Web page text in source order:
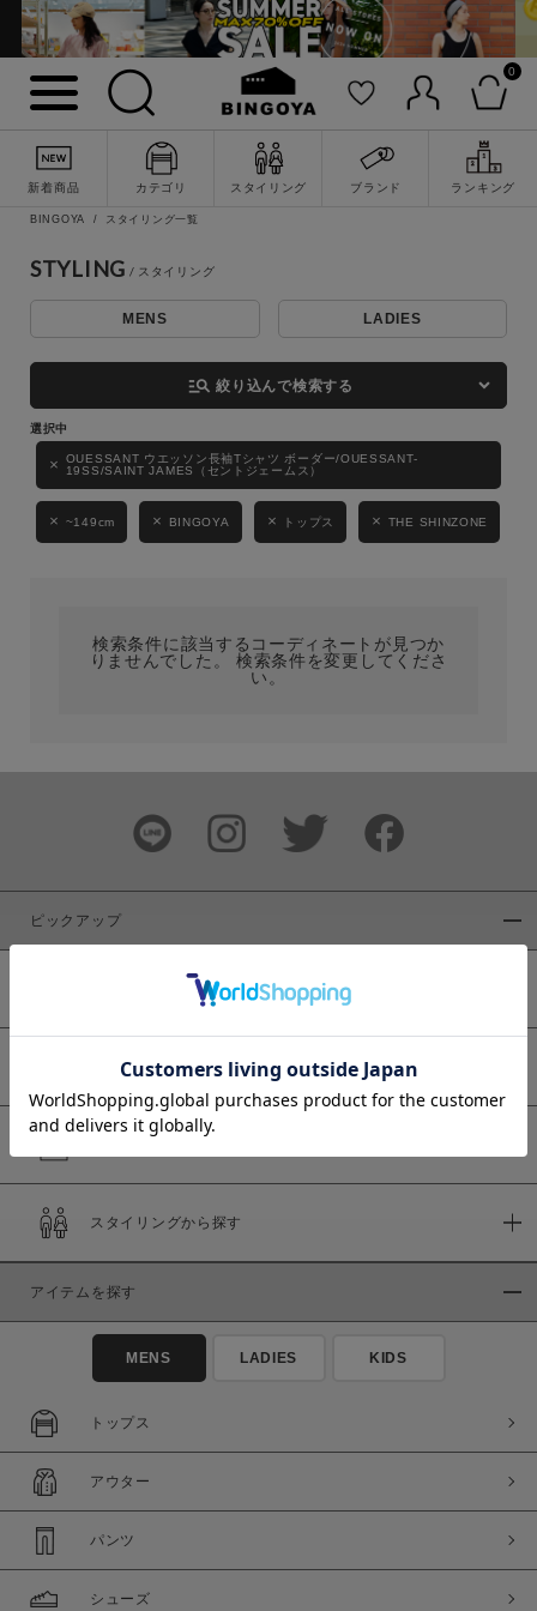
0
新着商品 カテゴリ スタイリング ブランド ランキング
詳細検索
性別
価格
商品タイプ
通常商品 予約商品
在庫あり
BINGOYA スタイリング一覧
STYLING
MENS LADIES
manage_search 絞り込んで検索する
OUESSANT ウエッソン長袖Tシャツ ボーダー/OUESSANT-
19SS/SAINT JAMES（セントジェームス）
~149cm BINGOYA トップス THE SHINZONE
検索条件に該当するコーディネートが見つか
りませんでした。 検索条件を変更してくださ
い。
ピックアップ
WEB限定商品
スタイリングから探す
アイテムを探す
MENS LADIES KIDS
トップス
アウター
パンツ
シューズ